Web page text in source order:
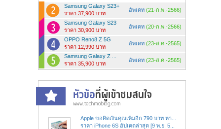
Samsung Galaxy S23+
ราคา 37,900 บาท
อัพเดท (21-ก.พ.-2566)
Samsung Galaxy S23
ราคา 30,900 บาท
อัพเดท (20-ก.พ.-2566)
OPPO Reno8 Z 5G
ราคา 12,990 บาท
อัพเดท (23-ส.ค.-2565)
Samsung Galaxy Z ...
ราคา 35,900 บาท
อัพเดท (23-ส.ค.-2565)
Apple ขอคิดเงินคุณเพิ่มอีก 790 บาท หา...
ราคา iPhone 6S อัปเดตล่าสุด [9 พ.ย. 5...